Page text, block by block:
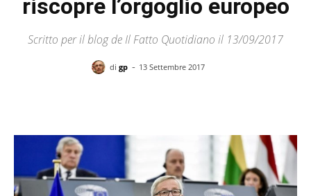
riscopre l’orgoglio europeo
Scritto per il blog de Il Fatto Quotidiano il 13/09/2017
di gp - 13 Settembre 2017